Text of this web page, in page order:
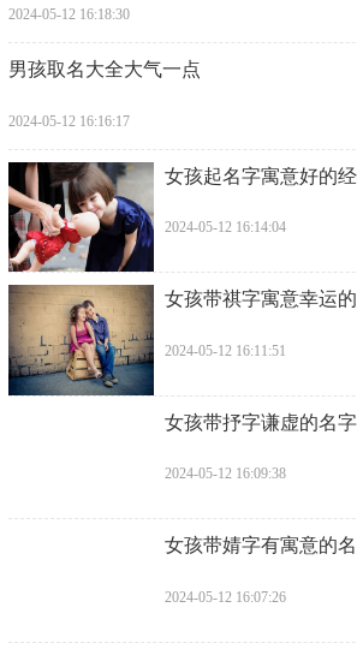
2024-05-12 16:18:30
​男孩取名大全大气一点
2024-05-12 16:16:17
女孩起名字寓意好的
2024-05-12 16:14:04
女孩带祺字寓意幸运
2024-05-12 16:11:51
​女孩带抒字谦虚的名字
2024-05-12 16:09:38
女孩带婧字有寓意的
2024-05-12 16:07:26